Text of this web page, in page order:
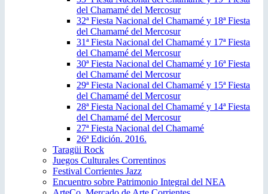
del Chamamé del Mercosur
32ª Fiesta Nacional del Chamamé y 18ª Fiesta
del Chamamé del Mercosur
31ª Fiesta Nacional del Chamamé y 17ª Fiesta
del Chamamé del Mercosur
30ª Fiesta Nacional del Chamamé y 16ª Fiesta
del Chamamé del Mercosur
29ª Fiesta Nacional del Chamamé y 15ª Fiesta
del Chamamé del Mercosur
28ª Fiesta Nacional del Chamamé y 14ª Fiesta
del Chamamé del Mercosur
27ª Fiesta Nacional del Chamamé
26ª Edición. 2016.
Taragüi Rock
Juegos Culturales Correntinos
Festival Corrientes Jazz
Encuentro sobre Patrimonio Integral del NEA